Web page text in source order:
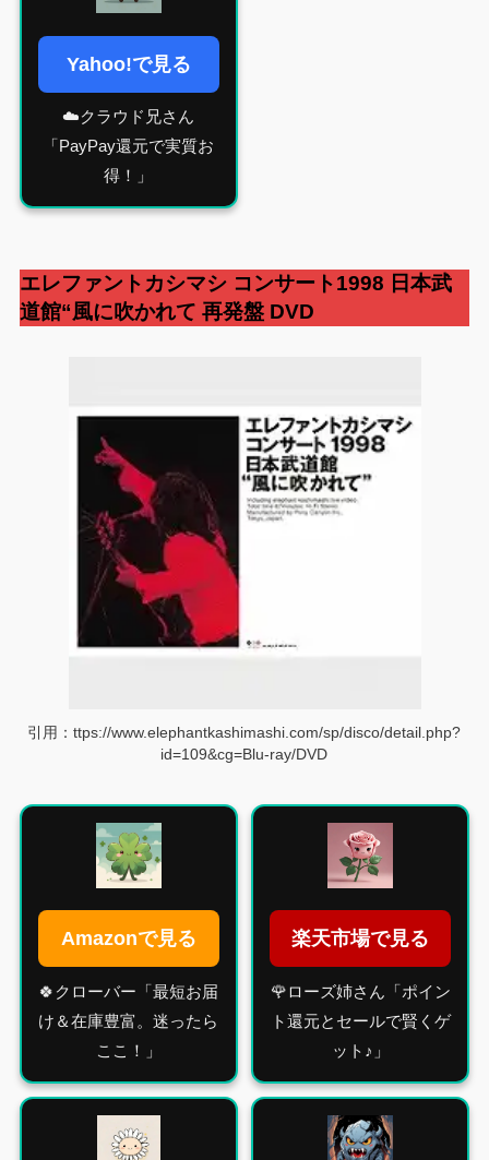
Yahoo!で見る
☁️クラウド兄さん
「PayPay還元で実質お
得！」
エレファントカシマシ コンサート1998 日本武
道館“風に吹かれて 再発盤 DVD
引用：ttps://www.elephantkashimashi.com/sp/disco/detail.php?
id=109&cg=Blu-ray/DVD
Amazonで見る
🍀クローバー「最短お届
け＆在庫豊富。迷ったら
ここ！」
楽天市場で見る
🌹ローズ姉さん「ポイン
ト還元とセールで賢くゲ
ット♪」